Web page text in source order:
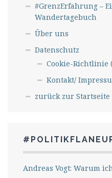
#GrenzErfahrung –
Wandertagebuch
Über uns
Datenschutz
Cookie-Richtlinie
Kontakt/
zurück zur Startseite
Andreas Vogt: Warum